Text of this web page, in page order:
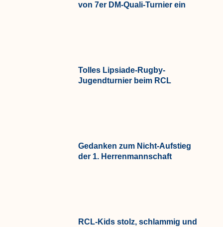
von 7er DM-Quali-Turnier ein
Tolles Lipsiade-Rugby-
Jugendturnier beim RCL
Gedanken zum Nicht-Aufstieg
der 1. Herrenmannschaft
RCL-Kids stolz, schlammig und